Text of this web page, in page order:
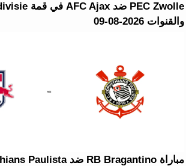
والقنوات 2026-08-09